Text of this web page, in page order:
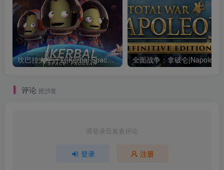
坎巴拉太空计划|Kerbal Space Program|1.12.5.3190|整合全DLC
评论 抢沙发
请登录后发表评论
登录 注册